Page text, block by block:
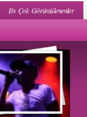
En Çok Görüntülenenler